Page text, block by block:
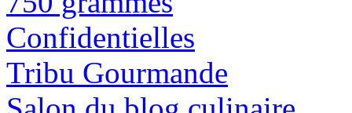
Confidentielles
Tribu Gourmande